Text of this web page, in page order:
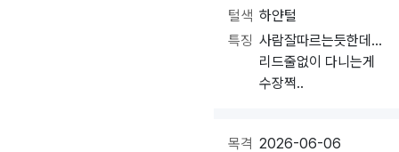
털색 하얀털
특징 사람잘따르는듯한데...
리드줄없이 다니는게
수장쩍..
목격 2026-06-06